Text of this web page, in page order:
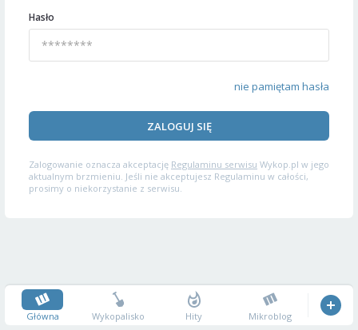
Hasło
nie pamiętam hasła
ZALOGUJ SIĘ
Zalogowanie oznacza akceptację Regulaminu serwisu Wykop.pl w jego
aktualnym brzmieniu. Jeśli nie akceptujesz Regulaminu w całości,
prosimy o niekorzystanie z serwisu.
Główna Wykopalisko Hity Mikroblog